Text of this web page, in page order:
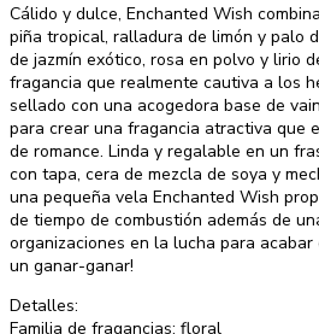
Cálido y dulce, Enchanted Wish
piña tropical, ralladura de limón y palo
de jazmín exótico, rosa en polvo y lirio
fragancia que realmente cautiva a los
sellado con una acogedora base de
para crear una fragancia atractiva que
de romance. Linda y regalable en un
con tapa, cera de mezcla de soya y
una pequeña vela Enchanted Wish
de tiempo de combustión además de
organizaciones en la lucha para acabar
un ganar-ganar!
Detalles:
Familia de fragancias: floral